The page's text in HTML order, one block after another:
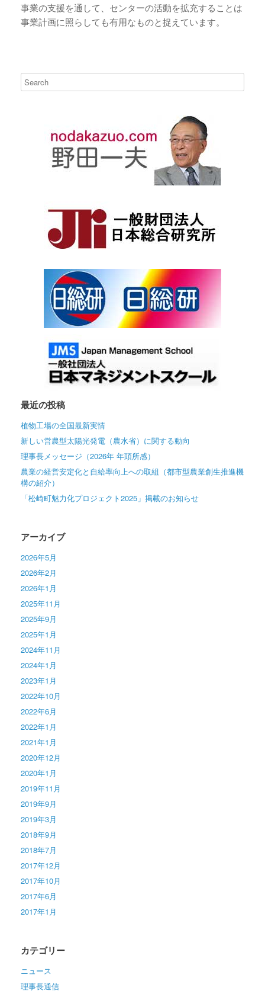
事業の支援を通して、センターの活動を拡充することは
事業計画に照らしても有用なものと捉えています。
最近の投稿
植物工場の全国最新実情
新しい営農型太陽光発電（農水省）に関する動向
理事長メッセージ（2026年 年頭所感）
農業の経営安定化と自給率向上への取組（都市型農業創生推進機
構の紹介）
「松崎町魅力化プロジェクト2025」掲載のお知らせ
アーカイブ
2026年5月
2026年2月
2026年1月
2025年11月
2025年9月
2025年1月
2024年11月
2024年1月
2023年1月
2022年10月
2022年6月
2022年1月
2021年1月
2020年12月
2020年1月
2019年11月
2019年9月
2019年3月
2018年9月
2018年7月
2017年12月
2017年10月
2017年6月
2017年1月
カテゴリー
ニュース
理事長通信